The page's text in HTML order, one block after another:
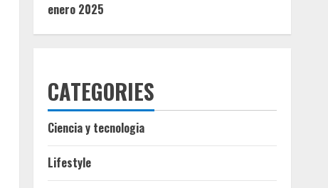
enero 2025
CATEGORIES
Ciencia y tecnologia
Lifestyle